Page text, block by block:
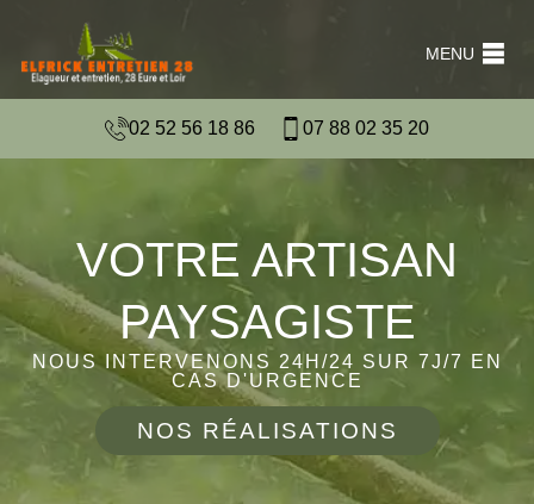
MENU
02 52 56 18 86 07 88 02 35 20
VOTRE ARTISAN
PAYSAGISTE
NOUS INTERVENONS 24H/24 SUR 7J/7 EN
CAS D'URGENCE
NOS RÉALISATIONS